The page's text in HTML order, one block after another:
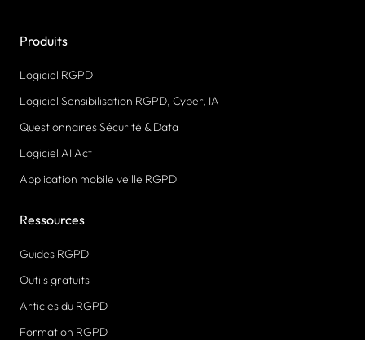
Produits
Logiciel RGPD
Logiciel Sensibilisation RGPD, Cyber, IA
Questionnaires Sécurité & Data
Logiciel AI Act
Application mobile veille RGPD
Ressources
Guides RGPD
Outils gratuits
Articles du RGPD
Formation RGPD